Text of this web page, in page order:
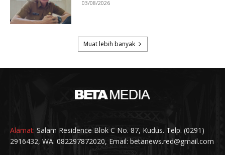
Alamat: Salam Residence Blok C No. 87, Kudus. Telp. (0291)
2916432, WA: 082297872020, Email: betanews.red@gmail.com